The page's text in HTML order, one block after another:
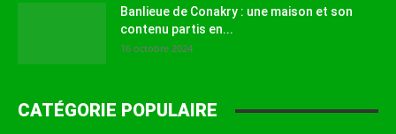
Banlieue de Conakry : une maison et son
contenu partis en...
16 octobre 2024
CATÉGORIE POPULAIRE